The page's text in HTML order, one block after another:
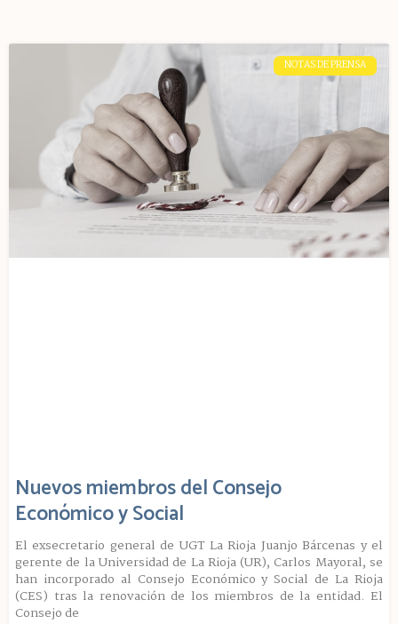
NOTAS DE PRENSA
Nuevos miembros del Consejo
Económico y Social
El exsecretario general de UGT La Rioja Juanjo Bárcenas y el
gerente de la Universidad de La Rioja (UR), Carlos Mayoral, se
han incorporado al Consejo Económico y Social de La Rioja
(CES) tras la renovación de los miembros de la entidad. El
Consejo de